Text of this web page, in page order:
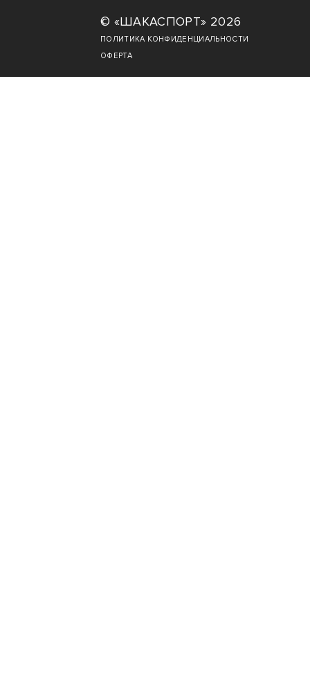
© «ШАКАСПОРТ» 2026
ПОЛИТИКА КОНФИДЕНЦИАЛЬНОСТИ
ОФЕРТА